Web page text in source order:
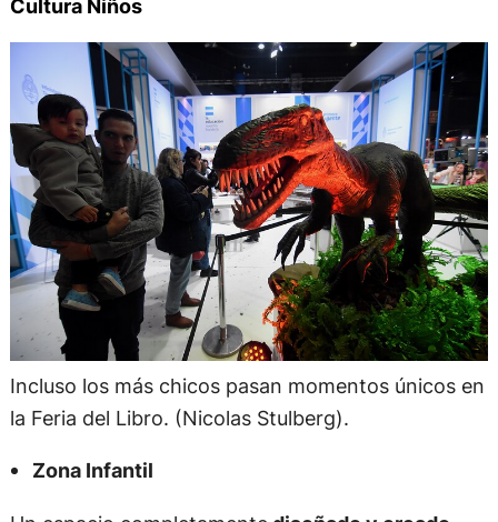
Cultura Niños
Incluso los más chicos pasan momentos únicos en
la Feria del Libro. (Nicolas Stulberg).
Zona Infantil